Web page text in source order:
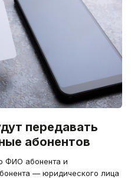
передавать
абонентов
ФИО абонента и
— юридического лица